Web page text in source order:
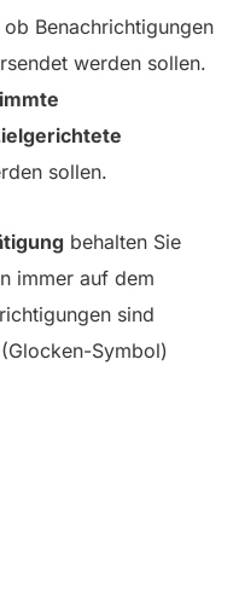
Benachrichtigungen
werden sollen.
sollen.
behalten Sie
immer auf dem
sind
Symbol)